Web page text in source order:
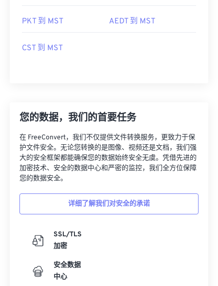
PKT 到 MST AEDT 到 MST
CST 到 MST
您的数据，我们的首要任务
在 FreeConvert，我们不仅提供文件转换服务，更致力于保
护文件安全。无论您转换的是图像、视频还是文档，我们强
大的安全框架都能确保您的数据始终安全无虞。凭借先进的
加密技术、安全的数据中心和严密的监控，我们全方位保障
您的数据安全。
详细了解我们对安全的承诺
SSL/TLS
加密
安全数据
中心